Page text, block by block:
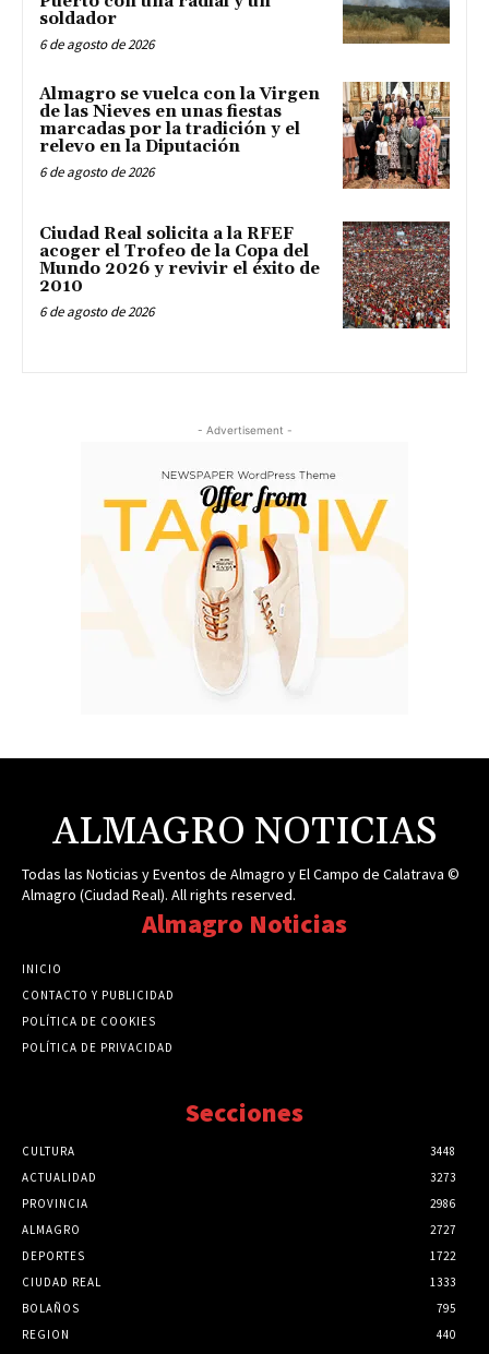
soldador
6 de agosto de 2026
Almagro se vuelca con la Virgen
de las Nieves en unas fiestas
marcadas por la tradición y el
relevo en la Diputación
6 de agosto de 2026
Ciudad Real solicita a la RFEF
acoger el Trofeo de la Copa del
Mundo 2026 y revivir el éxito de
2010
6 de agosto de 2026
- Advertisement -
ALMAGRO NOTICIAS
Todas las Noticias y Eventos de Almagro y El Campo de Calatrava ©
Almagro (Ciudad Real). All rights reserved.
Almagro Noticias
INICIO
CONTACTO Y PUBLICIDAD
POLÍTICA DE COOKIES
POLÍTICA DE PRIVACIDAD
Secciones
CULTURA
3448
ACTUALIDAD
3273
PROVINCIA
2986
ALMAGRO
2727
DEPORTES
1722
CIUDAD REAL
1333
BOLAÑOS
795
REGION
440